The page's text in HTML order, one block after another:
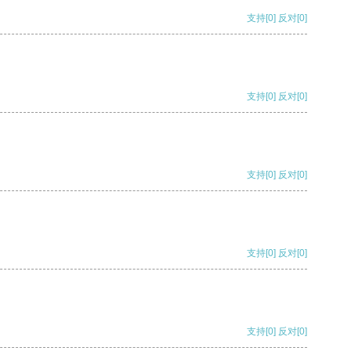
支持[0] 反对[0]
支持[0] 反对[0]
支持[0] 反对[0]
支持[0] 反对[0]
支持[0] 反对[0]